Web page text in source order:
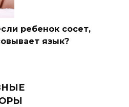
ребенок сосет,
язык?